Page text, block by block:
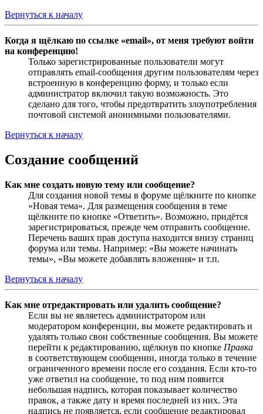
Вернуться к началу
Когда я щёлкаю по ссылке «email», от меня требуют войти
на конференцию!
Только зарегистрированные пользователи могут
отправлять email-сообщения другим пользователям через
встроенную в конференцию форму, и только если
администратор включил такую возможность. Это
сделано для того, чтобы предотвратить злоупотребления
почтовой системой анонимными пользователями.
Вернуться к началу
Создание сообщений
Как мне создать новую тему или сообщение?
Для создания новой темы в форуме щёлкните по кнопке
«Новая тема». Для размещения сообщения в теме
щёлкните по кнопке «Ответить». Возможно, придётся
зарегистрироваться, прежде чем отправить сообщение.
Перечень ваших прав доступа находится внизу страниц
форума или темы. Например: «Вы можете начинать
темы», «Вы можете добавлять вложения» и т.п.
Вернуться к началу
Как мне отредактировать или удалить сообщение?
Если вы не являетесь администратором или
модератором конференции, вы можете редактировать и
удалять только свои собственные сообщения. Вы можете
перейти к редактированию, щёлкнув по кнопке Правка
в соответствующем сообщении, иногда только в течение
ограниченного времени после его создания. Если кто-то
уже ответил на сообщение, то под ним появится
небольшая надпись, которая показывает количество
правок, а также дату и время последней из них. Эта
надпись не появляется, если сообщение редактировал